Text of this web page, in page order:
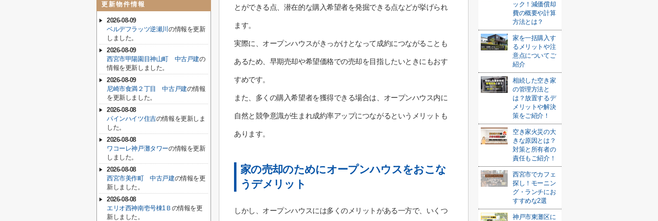
とができる点、潜在的な購入希望者を発掘できる点などが挙げられ
ます。
実際に、オープンハウスがきっかけとなって成約につながることも
あるため、早期売却や希望価格での売却を目指したいときにもおす
すめです。
また、多くの購入希望者を獲得できる場合は、オープンハウス内に
自然と競争意識が生まれ成約率アップにつながるというメリットも
あります。
家の売却のためにオープンハウスをおこな
うデメリット
しかし、オープンハウスには多くのメリットがある一方で、いくつ
ック！減価償却
費の概要や計算
方法とは？
家を一括購入す
るメリットや注
意点についてご
紹介
相続した空き家
の管理方法と
は？放置するデ
メリットや解決
策をご紹介！
空き家火災の大
きな原因とは？
対策と所有者の
責任もご紹介！
西宮市でカフェ
探し！モーニン
グ・ランチにお
すすめな2選
神戸市東灘区に
更新物件情報
2026-08-09
ベルデフラッツ逆瀬川の情報を更新
しました。
2026-08-09
西宮市甲陽園目神山町 中古戸建の
情報を更新しました。
2026-08-09
尼崎市食満２丁目 中古戸建の情報
を更新しました。
2026-08-08
パインハイツ住吉の情報を更新しま
した。
2026-08-08
ワコーレ神戸灘タワーの情報を更新
しました。
2026-08-08
西宮市美作町 中古戸建の情報を更
新しました。
2026-08-08
エリオ西神南壱号棟1Ｂ の情報を更
新しました。